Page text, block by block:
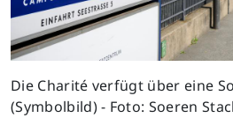
Die Charité verfügt über eine
(Symbolbild) - Foto: Soeren